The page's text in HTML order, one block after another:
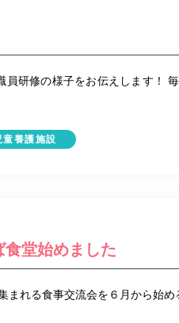
員研修の様子をお伝えします！
童養護施設
食堂始めました
まれる食事交流会を６月から始